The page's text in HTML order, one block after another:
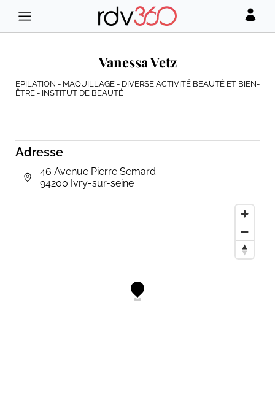
Adresse
46 Avenue Pierre Semard
94200 Ivry-sur-seine
Vanessa Vetz
EPILATION - MAQUILLAGE - DIVERSE ACTIVITÉ BEAUTÉ ET BIEN-
ÊTRE - INSTITUT DE BEAUTÉ